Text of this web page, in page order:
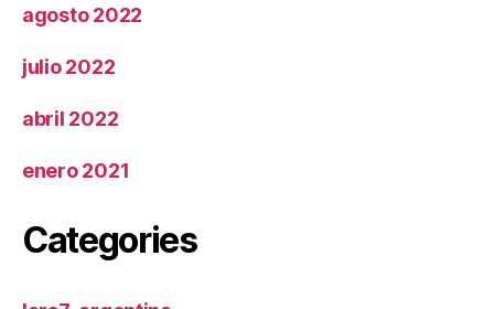
agosto 2022
julio 2022
abril 2022
enero 2021
Categories